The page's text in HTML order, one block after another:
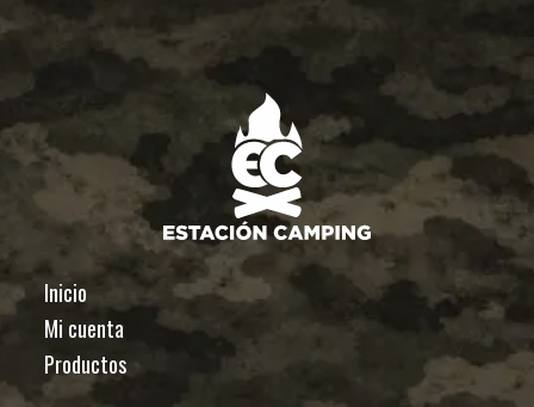
Inicio
Mi cuenta
Productos